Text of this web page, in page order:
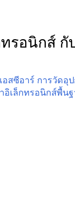
รอนิกส์ กั
สซีอาร์ การวัดอุ
อิเล็กทรอนิกส์พื้